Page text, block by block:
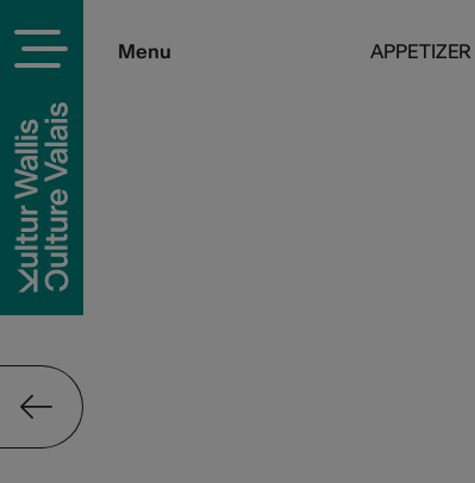
Menu APPETIZER